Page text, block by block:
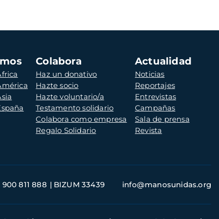
Colabora
Haz un donativo
Hazte socio
Hazte voluntario/a
Testamento solidario
Colabora como empresa
Regalo Solidario
Actualidad
Noticias
Reportajes
Entrevistas
Campañas
Sala de prensa
Revista
900 811 888 BIZUM 33439 info@manosunidas.org